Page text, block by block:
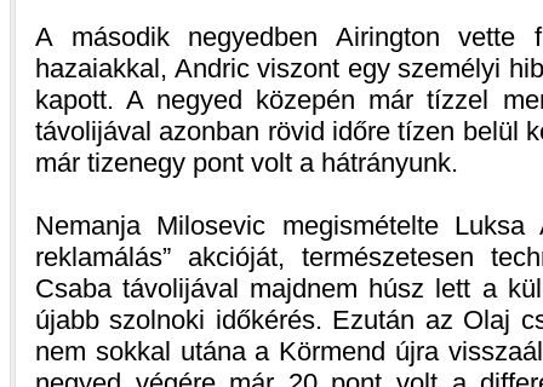
A második negyedben Airington vette
hazaiakkal, Andric viszont egy személyi
kapott. A negyed közepén már tízzel
távolijával azonban rövid időre tízen belül
már tizenegy pont volt a hátrányunk.
Nemanja Milosevic megismételte
reklamálás” akcióját, természetesen
Csaba távolijával majdnem húsz lett a
újabb szolnoki időkérés. Ezután az Olaj
nem sokkal utána a Körmend újra